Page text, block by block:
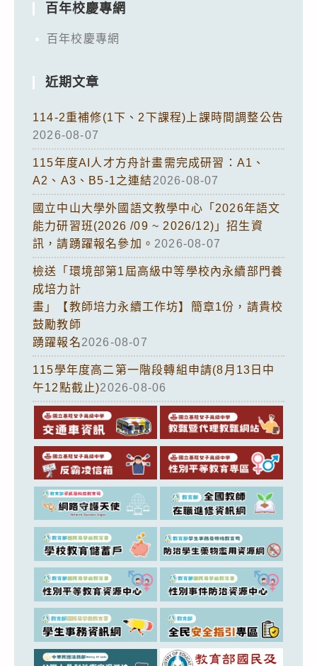
百年校慶專網
百年校慶專網
近期文章
114-2重補修(1下、2下課程)上課時間調整公告
2026-08-07
115年度AI人才方舟計畫需完成研習：A1、
A2、A3、B5-1之連結2026-08-07
國立中山大學外國語文教學中心「2026年語文
能力研習班(2026 /09 ~ 2026/12)」招生資
訊，請踴躍報名參加。 2026-08-07
檢送「環境部第1屆高級中等學校內永續部門養
成培力計
畫」【教師培力永續工作坊】簡章1份，請貴校
鼓勵教師
踴躍報名2026-08-07
115學年度高二第一階段轉組申請(8月13日中
午12點截止)2026-08-06